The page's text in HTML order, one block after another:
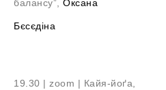
балансу”, Оксана
Бєсєдіна
19.30 | zoom | Кайя-йоґа,